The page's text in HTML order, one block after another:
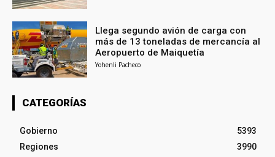
Llega segundo avión de carga con
más de 13 toneladas de mercancía al
Aeropuerto de Maiquetía
Yohenli Pacheco
CATEGORÍAS
Gobierno
5393
Regiones
3990